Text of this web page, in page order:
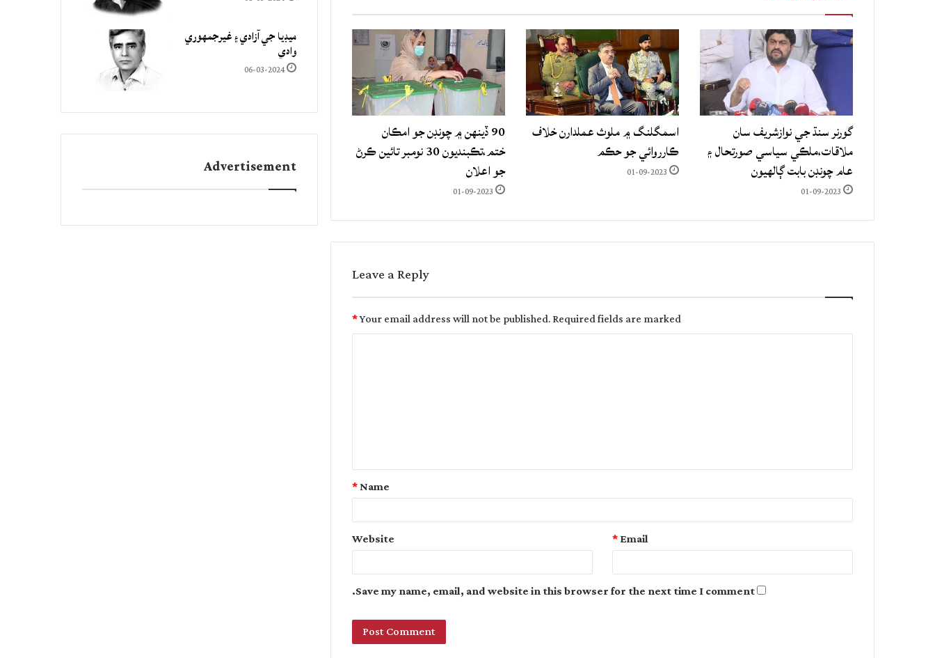
گورنر سنڌ جي نوازشريف سان
ملاقات،ملڪي سياسي صورتحال ۽
عام چونڊن بابت ڳالهيون
01-09-2023
اسمگلنگ ۾ ملوث عملدارن خلاف
ڪارروائي جو حڪم
01-09-2023
90 ڏينهن ۾ چونڊن جو امڪان
ختم،تڪبنديون 30 نومبر تائين ڪرڻ
جو اعلان
01-09-2023
Leave a Reply
Your email address will not be published.Required fields are marked
*
t
Name
*
Email
*
Website
Save my name, email, and website in this browser for the next time I comment.
ميڊيا جي آزادي ۽ غيرجمھوري
وادي
06-03-2024
Advertisement